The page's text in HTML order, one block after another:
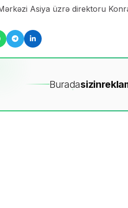
Asiya üzrə direktoru
Buradasizin